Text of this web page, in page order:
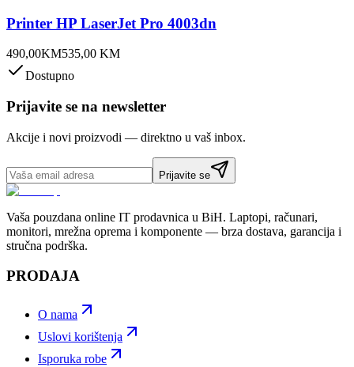
Printer HP LaserJet Pro 4003dn
490,00KM535,00 KM
Dostupno
Prijavite se na newsletter
Akcije i novi proizvodi — direktno u vaš inbox.
Prijavite se
Vaša pouzdana online IT prodavnica u BiH. Laptopi, računari,
monitori, mrežna oprema i komponente — brza dostava, garancija i
stručna podrška.
PRODAJA
O nama
Uslovi korištenja
Isporuka robe